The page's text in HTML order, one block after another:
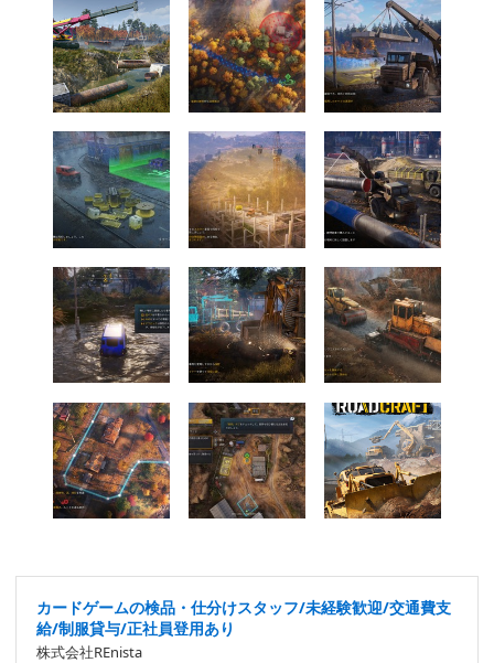
カードゲームの検品・仕分けスタッフ/未経験歓迎/交通費支
給/制服貸与/正社員登用あり
株式会社REnista